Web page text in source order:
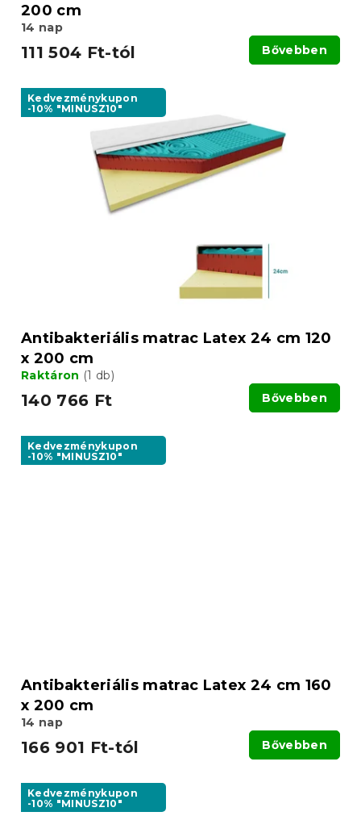
200 cm
14 nap
111 504 Ft-tól Bővebben
Kedvezménykupon
-10% "MINUSZ10"
Antibakteriális matrac Latex 24 cm 120
x 200 cm
Raktáron (1 db)
140 766 Ft Bővebben
Kedvezménykupon
-10% "MINUSZ10"
Antibakteriális matrac Latex 24 cm 160
x 200 cm
14 nap
166 901 Ft-tól Bővebben
Kedvezménykupon
-10% "MINUSZ10"